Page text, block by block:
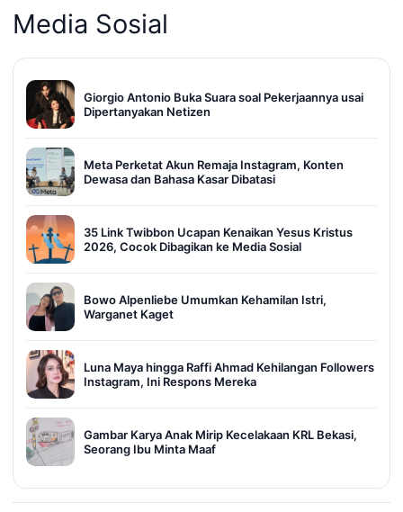
Media Sosial
Giorgio Antonio Buka Suara soal Pekerjaannya usai
Dipertanyakan Netizen
Meta Perketat Akun Remaja Instagram, Konten
Dewasa dan Bahasa Kasar Dibatasi
35 Link Twibbon Ucapan Kenaikan Yesus Kristus
2026, Cocok Dibagikan ke Media Sosial
Bowo Alpenliebe Umumkan Kehamilan Istri,
Warganet Kaget
Luna Maya hingga Raffi Ahmad Kehilangan Followers
Instagram, Ini Respons Mereka
Gambar Karya Anak Mirip Kecelakaan KRL Bekasi,
Seorang Ibu Minta Maaf